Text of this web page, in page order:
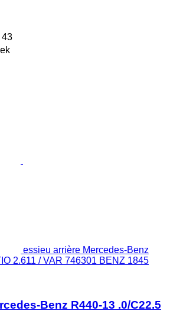
43
essieu arrière Mercedes-Benz
2.611 / VAR 746301 BENZ 1845
Benz R440-13 .0/C22.5